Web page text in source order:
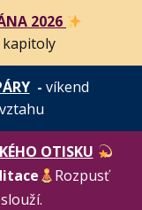
2026
- víkend
OTISKU
Rozpusť